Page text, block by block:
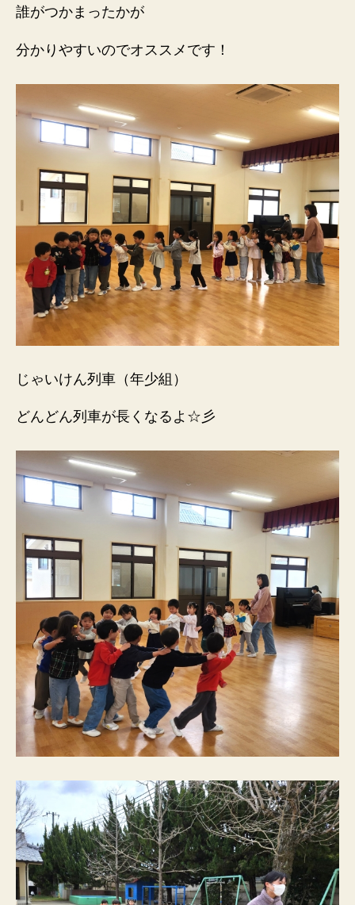
誰がつかまったかが
分かりやすいのでオススメです！
じゃいけん列車（年少組）
どんどん列車が長くなるよ☆彡